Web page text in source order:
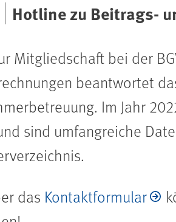
Hotline zu Beitrags-
Mitgliedschaft bei der
beantwortet
Im Jahr
sind umfangreiche
das Kontaktformular